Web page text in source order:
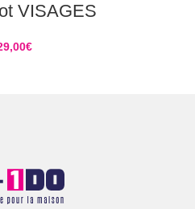
VISAGES
€